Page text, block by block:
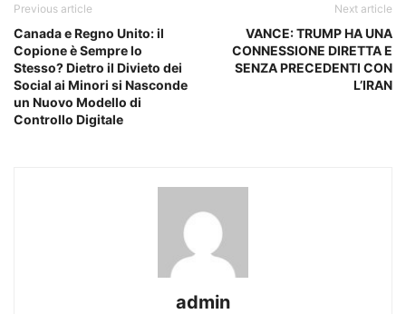
Previous article
Canada e Regno Unito: il
Copione è Sempre lo
Stesso? Dietro il Divieto dei
Social ai Minori si Nasconde
un Nuovo Modello di
Controllo Digitale
Next article
VANCE: TRUMP HA UNA
CONNESSIONE DIRETTA E
SENZA PRECEDENTI CON
L’IRAN
admin